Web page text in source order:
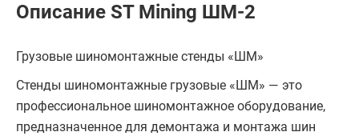
Описание ST Mining ШМ-2
Грузовые шиномонтажные стенды «ШМ»
Стенды шиномонтажные грузовые «ШМ» — это
профессиональное шиномонтажное оборудование,
предназначенное для демонтажа и монтажа шин